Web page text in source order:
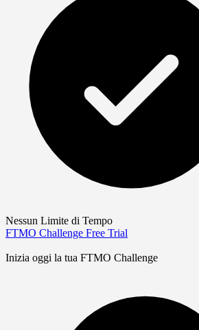
Nessun Limite di Tempo
FTMO Challenge Free Trial
Inizia oggi la tua FTMO Challenge